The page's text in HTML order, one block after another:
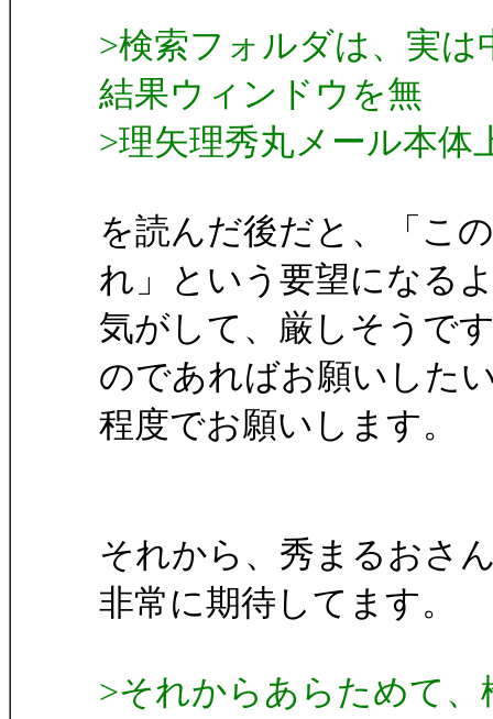
>検索フォルダは、実
結果ウィンドウを無
>理矢理秀丸メール本
を読んだ後だと、「こ
れ」という要望になる
気がして、厳しそうで
のであればお願いした
程度でお願いします。
それから、秀まるおさ
非常に期待してます。
>それからあらためて